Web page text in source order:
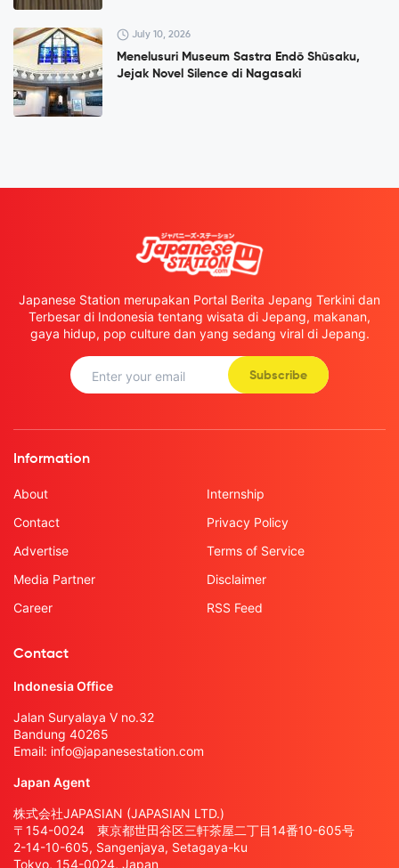
July 10, 2026
Menelusuri Museum Sastra Endō Shūsaku,
Jejak Novel Silence di Nagasaki
Japanese Station merupakan Portal Berita Jepang Terkini dan
Terbesar di Indonesia tentang wisata di Jepang, makanan,
gaya hidup, pop culture dan yang sedang viral di Jepang.
Subscribe
Information
About
Contact
Advertise
Media Partner
Career
Internship
Privacy Policy
Terms of Service
Disclaimer
RSS Feed
Contact
Indonesia Office
Jalan Suryalaya V no.32
Bandung 40265
Email: info@japanesestation.com
Japan Agent
株式会社JAPASIAN (JAPASIAN LTD.)
〒154-0024 東京都世田谷区三軒茶屋二丁目14番10-605号
2-14-10-605, Sangenjaya, Setagaya-ku
Tokyo, 154-0024, Japan